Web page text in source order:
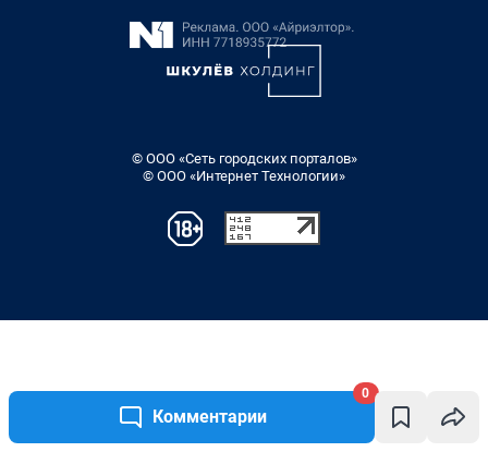
Комментарии
0
© ООО «Сеть городских порталов»
© ООО «Интернет Технологии»